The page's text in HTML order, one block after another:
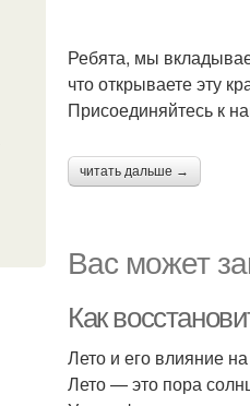
Ребята, мы
что открываете эту
Присоединяйтесь к
читать дальше →
Вас может
Как
Лето и его влияние
Лето — это пора